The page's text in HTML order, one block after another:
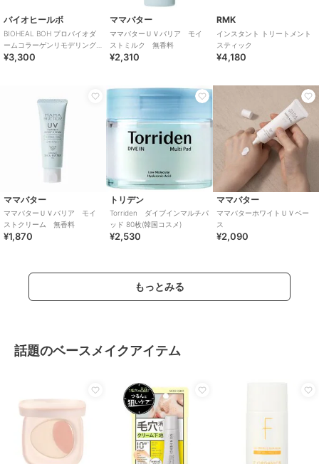
バイオヒールボ
BIOHEAL BOH プロバイオダ
ームコラーゲンリモデリング
セラムパッド(韓国コスメ)
¥3,300
ママバター
ママバターＵＶバリア モイ
ストミルク 無香料
¥2,310
RMK
インスタント トリートメント
スティック
¥4,180
ママバター
ママバターＵＶバリア モイ
ストクリーム 無香料
¥1,870
トリデン
Torriden ダイブインマルチパ
ッド 80枚(韓国コスメ)
¥2,530
ママバター
ママバターホワイトＵＶベー
ス
¥2,090
もっとみる
話題のベースメイクアイテム